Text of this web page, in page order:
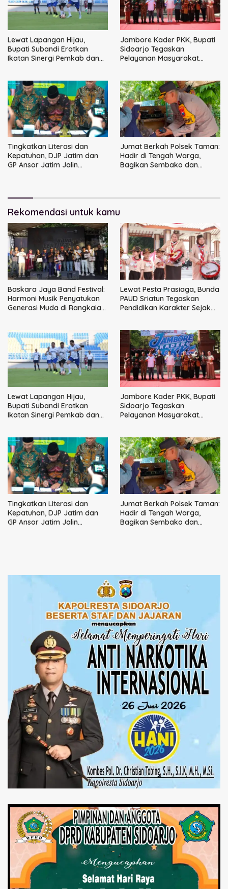
Lewat Lapangan Hijau,
Bupati Subandi Eratkan
Ikatan Sinergi Pemkab dan
Jambore Kader PKK, Bupati
Sidoarjo Tegaskan
Pelayanan Masyarakat
Tingkatkan Literasi dan
Kepatuhan, DJP Jatim dan
GP Ansor Jatim Jalin
Jumat Berkah Polsek Taman:
Hadir di Tengah Warga,
Bagikan Sembako dan
Rekomendasi untuk kamu
Baskara Jaya Band Festival:
Harmoni Musik Penyatukan
Generasi Muda di Rangkaian
Lewat Pesta Prasiaga, Bunda
PAUD Sriatun Tegaskan
Pendidikan Karakter Sejak
Lewat Lapangan Hijau,
Bupati Subandi Eratkan
Ikatan Sinergi Pemkab dan
Jambore Kader PKK, Bupati
Sidoarjo Tegaskan
Pelayanan Masyarakat
Tingkatkan Literasi dan
Kepatuhan, DJP Jatim dan
GP Ansor Jatim Jalin
Jumat Berkah Polsek Taman:
Hadir di Tengah Warga,
Bagikan Sembako dan